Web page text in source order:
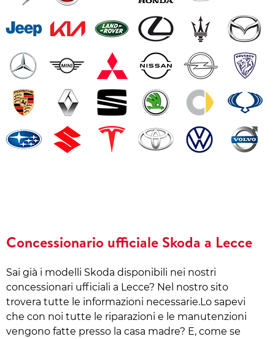
Concessionario ufficiale Skoda a Lecce
Sai già i modelli Skoda disponibili nei nostri
concessionari ufficiali a Lecce? Nel nostro sito
trovera tutte le informazioni necessarie.Lo sapevi
che con noi tutte le riparazioni e le manutenzioni
vengono fatte presso la casa madre? E, come se